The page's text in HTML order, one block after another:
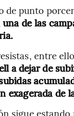
de punto
de las
entre
a dejar de
de
sigue